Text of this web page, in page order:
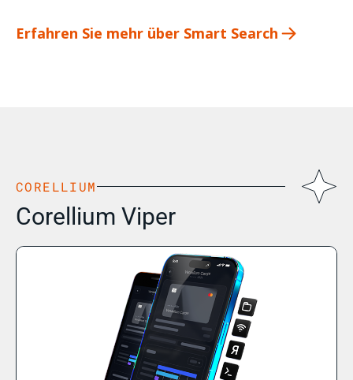
Erfahren Sie mehr über Smart Search
CORELLIUM
Corellium Viper